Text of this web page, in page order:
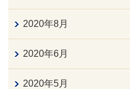
2020年8月
2020年6月
2020年5月